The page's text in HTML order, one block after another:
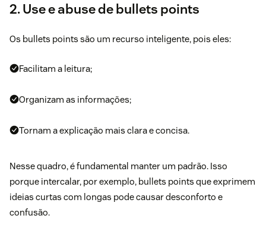
2. Use e abuse de bullets points
Os bullets points são um recurso inteligente, pois eles:
Facilitam a leitura;
Organizam as informações;
Tornam a explicação mais clara e concisa.
Nesse quadro, é fundamental manter um padrão. Isso
porque intercalar, por exemplo, bullets points que exprimem
ideias curtas com longas pode causar desconforto e
confusão.